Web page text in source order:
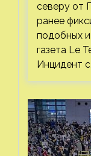
северу от
ранее
подобных
газета Le
Инцидент